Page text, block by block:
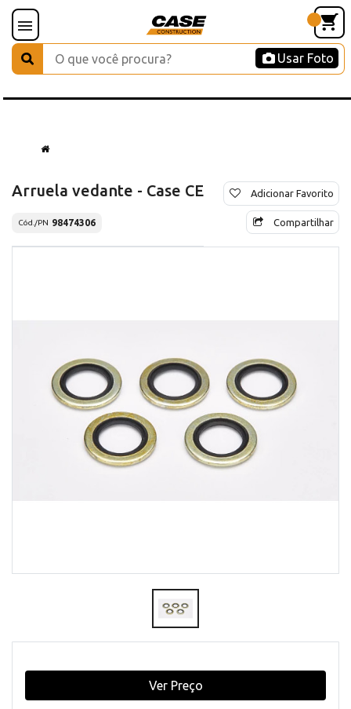
Usar Foto
Arruela vedante - Case CE
Cód./PN 98474306
Adicionar Favorito
Compartilhar
Ver Preço